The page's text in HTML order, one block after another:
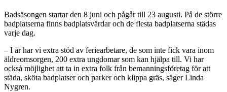
Badsäsongen startar den 8 juni och pågår till 23 augusti. På de större
badplatserna finns badplatsvärdar och de flesta badplatserna städas
varje dag.
– I år har vi extra stöd av feriearbetare, de som inte fick vara inom
äldreomsorgen, 200 extra ungdomar som kan hjälpa till. Vi har
också möjlighet att ta in extra folk från bemanningsföretag för att
städa, sköta badplatser och parker och klippa gräs, säger Linda
Nygren.